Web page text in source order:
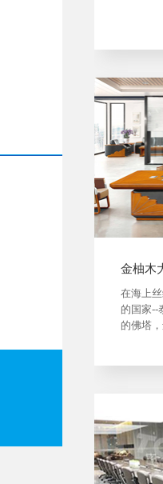
金柚木
在海上
的国家--
的佛塔